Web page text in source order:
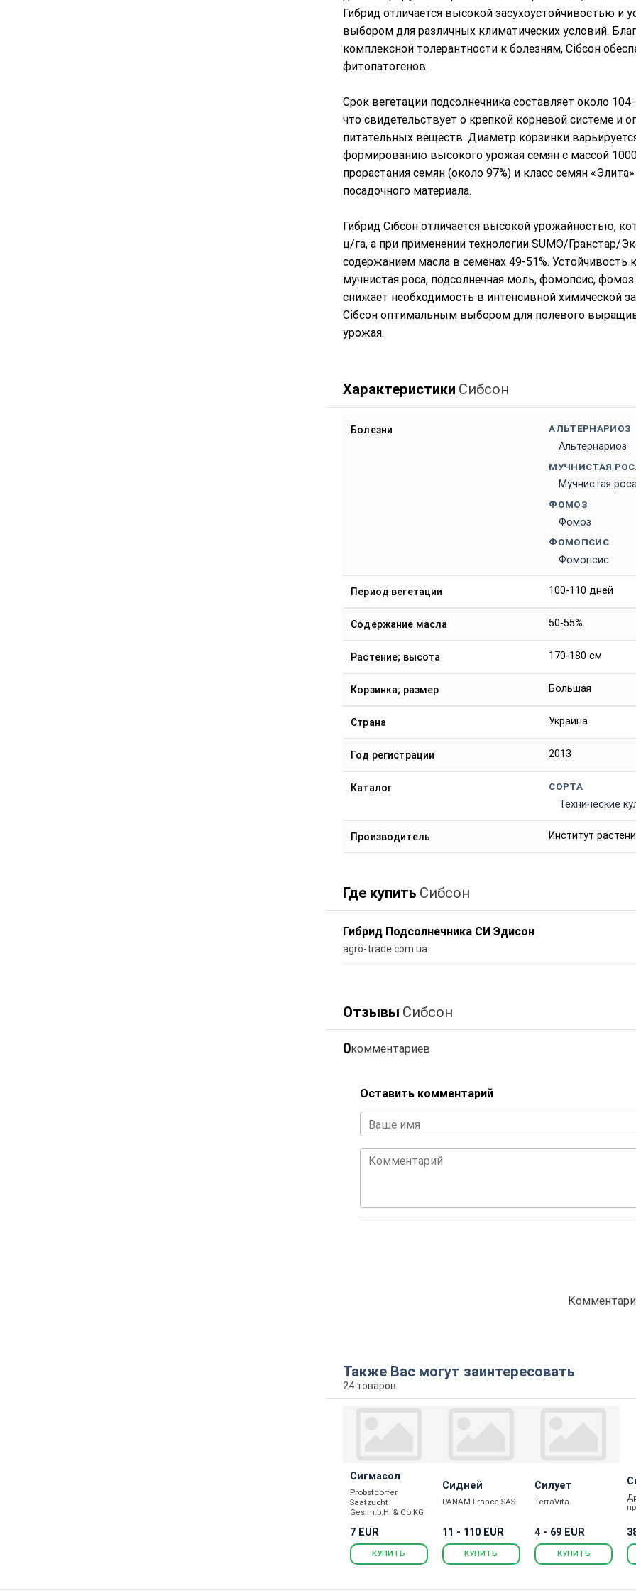
Гибрид отличается высокой засухоустойчивостью
выбором для различных климатических условий.
комплексной толерантности к болезням, Сібсон
фитопатогенов.
Срок вегетации подсолнечника составляет около
что свидетельствует о крепкой корневой системе и
питательных веществ. Диаметр корзинки
формированию высокого урожая семян с массой
прорастания семян (около 97%) и класс семян
посадочного материала.
Гибрид Сібсон отличается высокой урожайностью,
ц/га, а при применении технологии SUMO/Гранстар/
содержанием масла в семенах 49-51%.
мучнистая роса, подсолнечная моль, фомопсис,
снижает необходимость в интенсивной химической
Сібсон оптимальным выбором для полевого
урожая.
Характеристики Сибсон
Болезни АЛЬТЕРНАРИОЗ
Альтернариоз
МУЧНИСТАЯ
Мучнистая
ФОМОЗ
Фомоз
ФОМОПСИС
Фомопсис
Период вегетации 100-110 дней
Содержание масла 50-55%
Растение; высота 170-180 см
Корзинка; размер Большая
Страна Украина
Год регистрации 2013
Каталог СОРТА
Технические
Производитель Институт
Где купить Сибсон
Гибрид Подсолнечника СИ Эдисон
agro-trade.com.ua
Отзывы Сибсон
0комментариев
Оставить комментарий
Ваше имя
Комментарий
Также Вас могут заинтересовать
24 товаров
Сигмасол
Probstdorfer
Saatzucht
Ges.m.b.H. & Co KG
7 EUR
КУПИТЬ
Сидней
PANAM France SAS
11 - 110 EUR
КУПИТЬ
Силует
TerraVita
4 - 69 EUR
КУПИТЬ